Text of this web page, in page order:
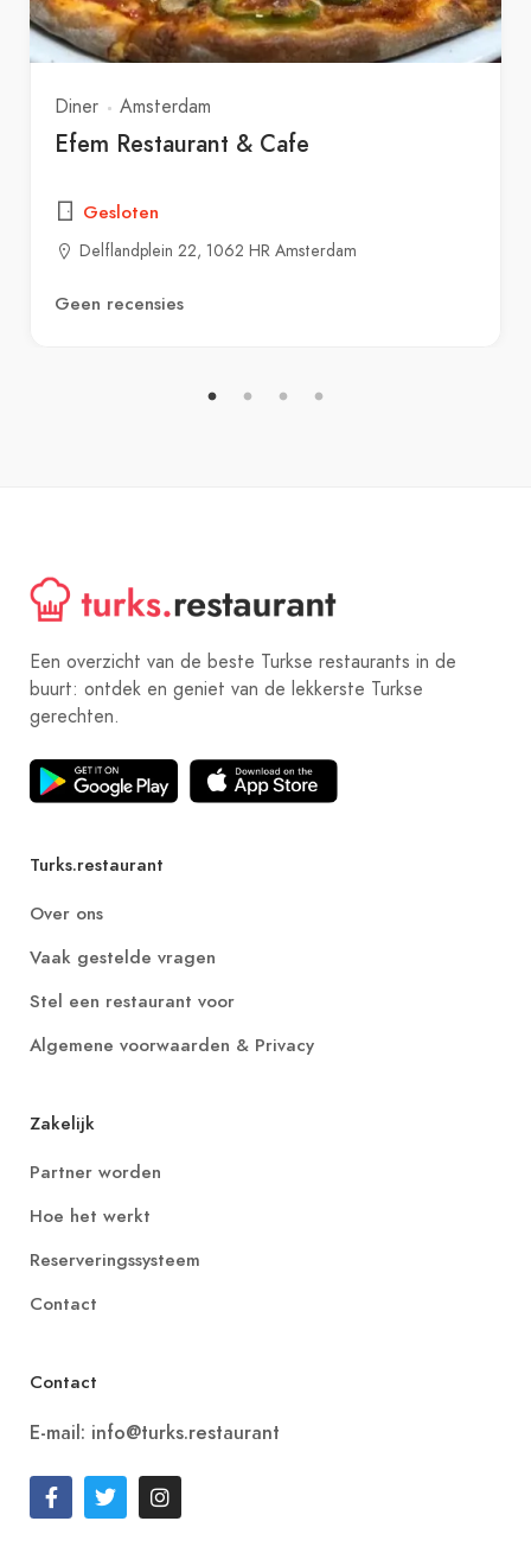
Diner Amsterdam
Efem Restaurant & Cafe
Gesloten
Delflandplein 22, 1062 HR Amsterdam
Geen recensies
Een overzicht van de beste Turkse restaurants in de
buurt: ontdek en geniet van de lekkerste Turkse
gerechten.
Turks.restaurant
Over ons
Vaak gestelde vragen
Stel een restaurant voor
Algemene voorwaarden & Privacy
Zakelijk
Partner worden
Hoe het werkt
Reserveringssysteem
Contact
Contact
E-mail: info@turks.restaurant